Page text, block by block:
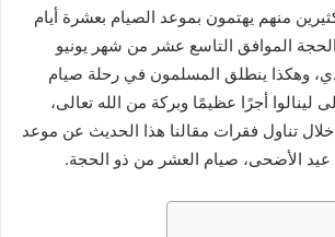
منهم يهتمون بموعد الصيام بعشرة أيام
الموافق التاسع عشر من شهر يونيو
وهكذا ينطلق المسلمون في رحلة صيام
لينالوا أجرًا عظيمًا وبركة من الله تعالى،
تناول فقرات مقالنا هذا الحديث عن موعد
عيد الأضحى، صيام العشر من ذو الحجة.